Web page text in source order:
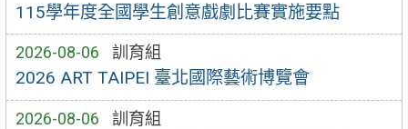
115學年度全國學生創意戲劇比賽實施要點
2026-08-06 訓育組
2026 ART TAIPEI 臺北國際藝術博覽會
2026-08-06 訓育組